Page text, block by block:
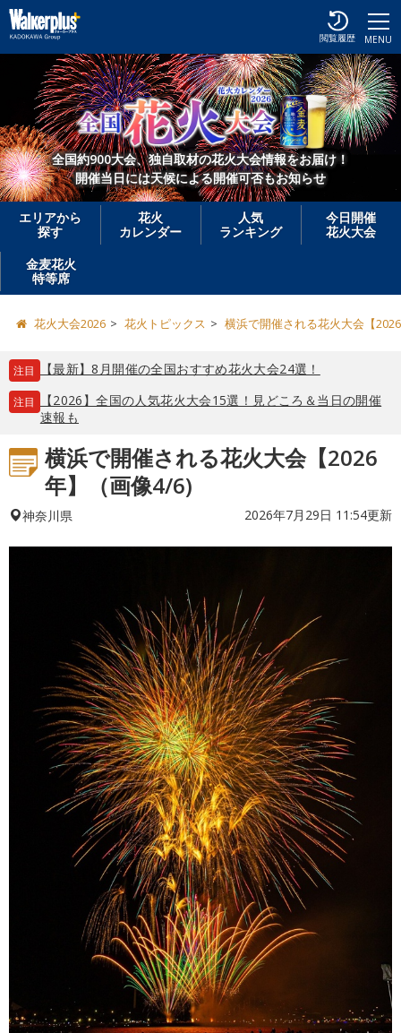
MENU
閲覧履歴
全国約900大会、独自取材の花火大会情報をお届け！
開催当日には天候による開催可否もお知らせ
エリアから
探す
花火
カレンダー
人気
ランキング
今日開催
花火大会
金麦花火
特等席
花火大会2026 花火トピックス 横浜で開催される花火大会【
注目 【最新】8月開催の全国おすすめ花火大会24選！
注目
【2026】全国の人気花火大会15選！見どころ＆当日の開催
速報も
横浜で開催される花火大会【2026
年】（画像4/6)
神奈川県 2026年7月29日 11:54更新